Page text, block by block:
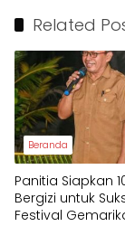
Related
Beranda
Panitia Siapkan
Bergizi untuk
Festival